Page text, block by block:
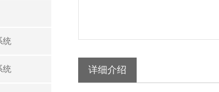
统
统 详细介绍